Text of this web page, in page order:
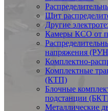
Щит
Другие
Камеры КСО от
напряжения
Комплектно-
Комплектные
(КТП)
Блочные
подстанции
Металлические